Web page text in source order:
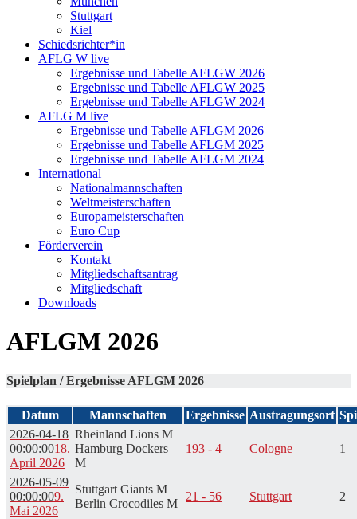
Stuttgart
Kiel
Schiedsrichter*in
AFLG W live
Ergebnisse und Tabelle AFLGW 2026
Ergebnisse und Tabelle AFLGW 2025
Ergebnisse und Tabelle AFLGW 2024
AFLG M live
Ergebnisse und Tabelle AFLGM 2026
Ergebnisse und Tabelle AFLGM 2025
Ergebnisse und Tabelle AFLGM 2024
International
Nationalmannschaften
Weltmeisterschaften
Europameisterschaften
Euro Cup
Förderverein
Kontakt
Mitgliedschaftsantrag
Mitgliedschaft
Downloads
AFLGM 2026
Spielplan / Ergebnisse AFLGM 2026
Datum Mannschaften Ergebnisse Austragungsort
2026-04-18
00:00:0018.
April 2026
Rheinland Lions M
Hamburg Dockers
M
193 - 4 Cologne 1
2026-05-09
00:00:009.
Mai 2026
Stuttgart Giants M
Berlin Crocodiles M
21 - 56 Stuttgart 2